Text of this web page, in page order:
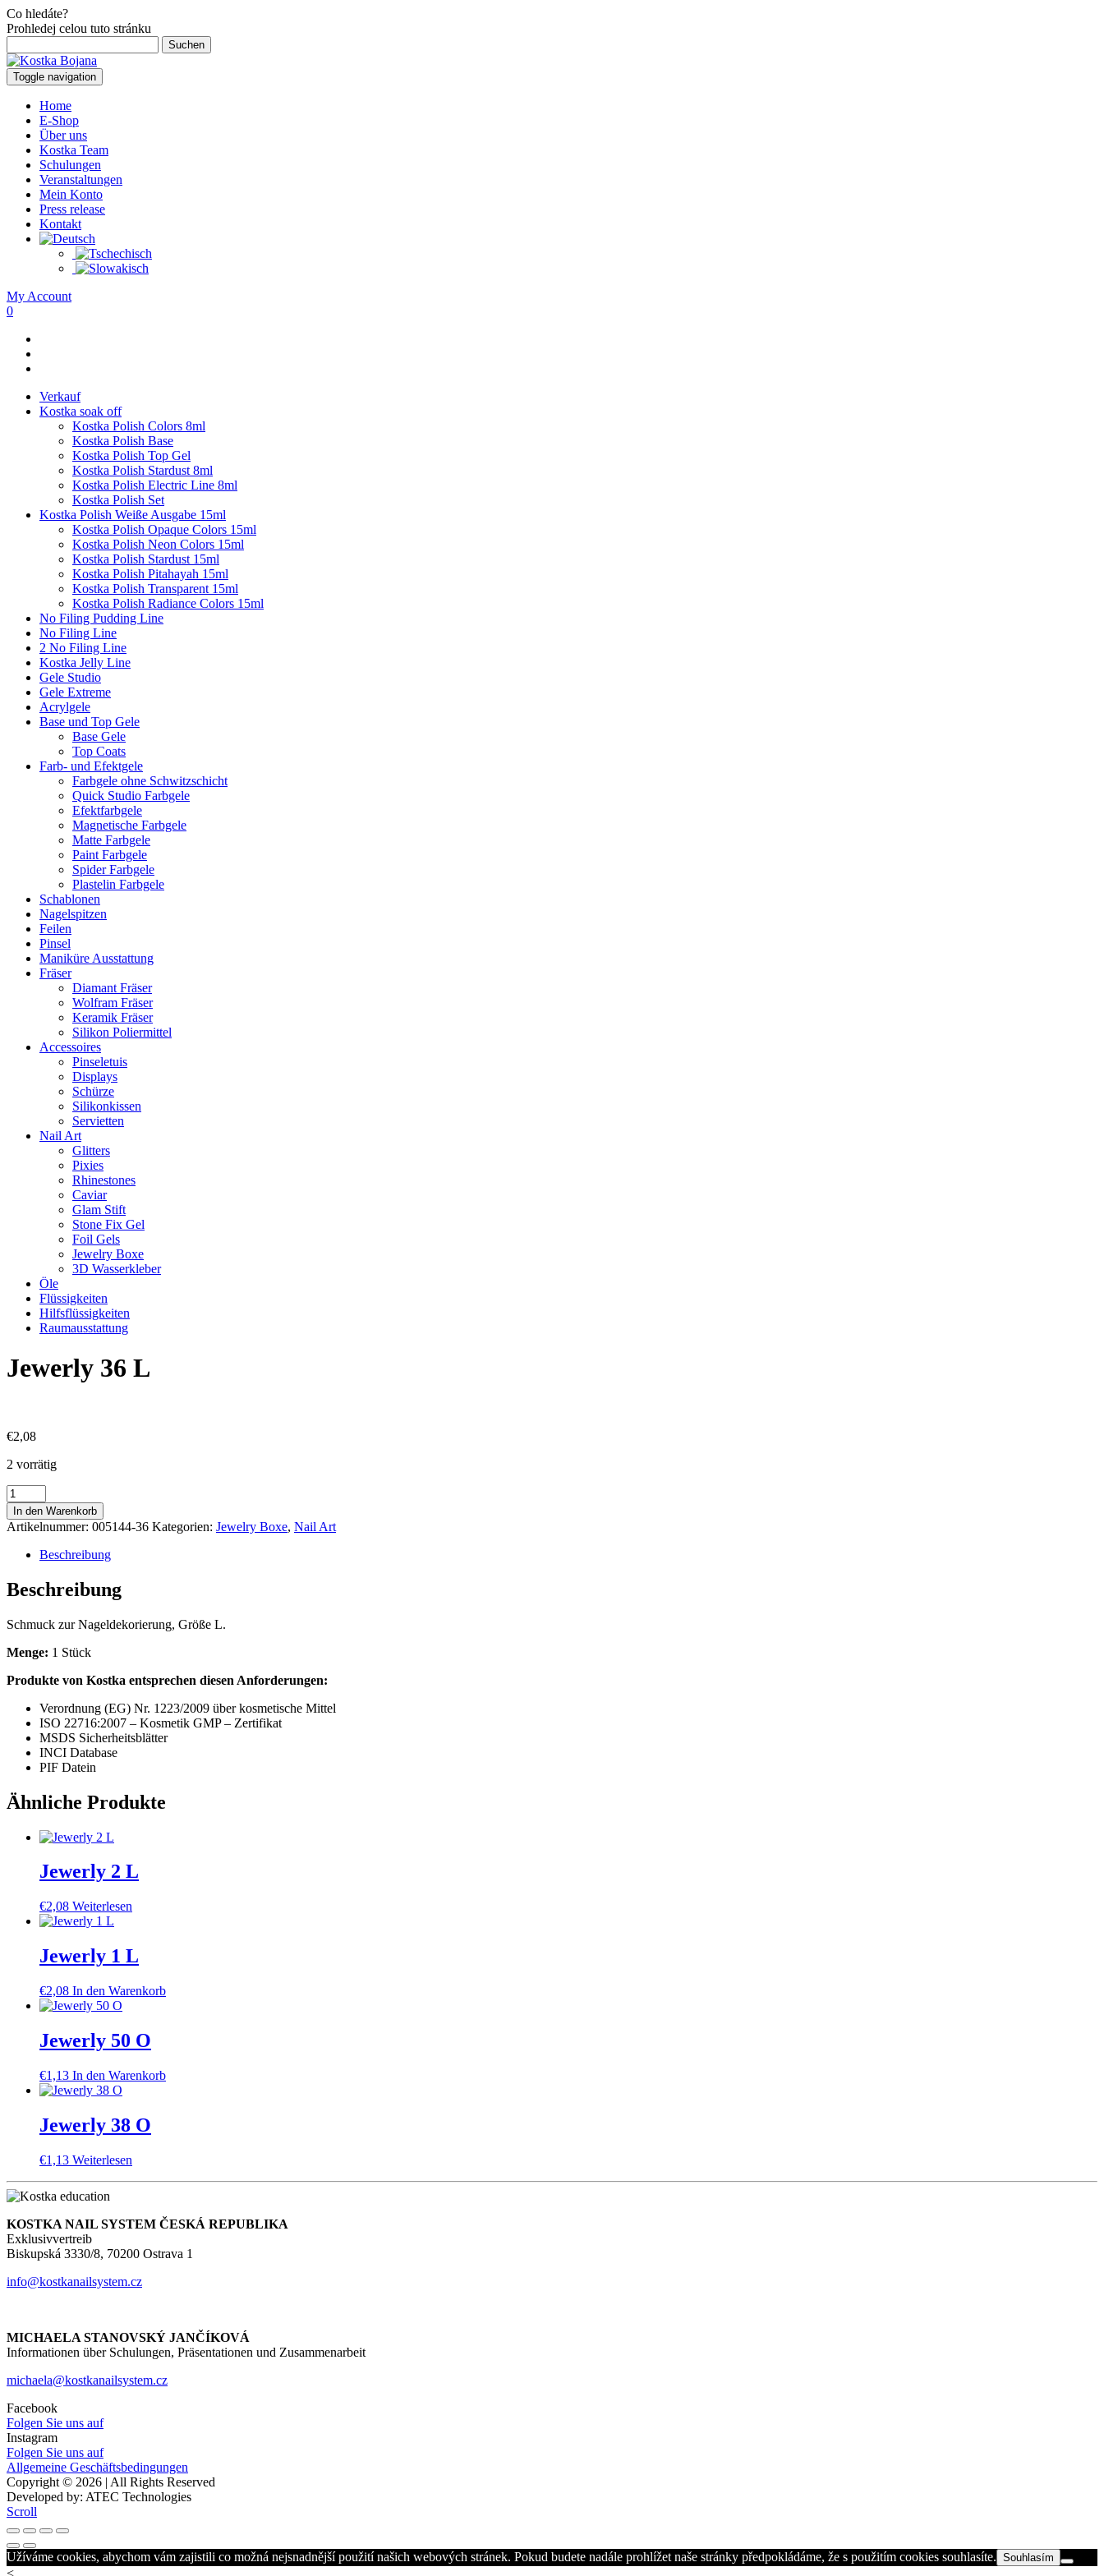
Co hledáte?
Prohledej celou tuto stránku
nach:
Toggle navigation
Home
E-Shop
Über uns
Kostka Team
Schulungen
Veranstaltungen
Mein Konto
Press release
Kontakt
My Account
0
Verkauf
Kostka soak off
Kostka Polish Colors 8ml
Kostka Polish Base
Kostka Polish Top Gel
Kostka Polish Stardust 8ml
Kostka Polish Electric Line 8ml
Kostka Polish Set
Kostka Polish Weiße Ausgabe 15ml
Kostka Polish Opaque Colors 15ml
Kostka Polish Neon Colors 15ml
Kostka Polish Stardust 15ml
Kostka Polish Pitahayah 15ml
Kostka Polish Transparent 15ml
Kostka Polish Radiance Colors 15ml
No Filing Pudding Line
No Filing Line
2 No Filing Line
Kostka Jelly Line
Gele Studio
Gele Extreme
Acrylgele
Base und Top Gele
Base Gele
Top Coats
Farb- und Efektgele
Farbgele ohne Schwitzschicht
Quick Studio Farbgele
Efektfarbgele
Magnetische Farbgele
Matte Farbgele
Paint Farbgele
Spider Farbgele
Plastelin Farbgele
Schablonen
Nagelspitzen
Feilen
Pinsel
Maniküre Ausstattung
Fräser
Diamant Fräser
Wolfram Fräser
Keramik Fräser
Silikon Poliermittel
Accessoires
Pinseletuis
Displays
Schürze
Silikonkissen
Servietten
Nail Art
Glitters
Pixies
Rhinestones
Caviar
Glam Stift
Stone Fix Gel
Foil Gels
Jewelry Boxe
3D Wasserkleber
Öle
Flüssigkeiten
Hilfsflüssigkeiten
Raumausstattung
Jewerly 36 L
€2,08
2 vorrätig
Jewerly
36
L
Menge
In den Warenkorb
Artikelnummer: 005144-36 Kategorien: Jewelry Boxe, Nail Art
Beschreibung
Beschreibung
Schmuck zur Nageldekorierung, Größe L.
Menge: 1 Stück
Produkte von Kostka entsprechen diesen Anforderungen:
Verordnung (EG) Nr. 1223/2009 über kosmetische Mittel
ISO 22716:2007 – Kosmetik GMP – Zertifikat
MSDS Sicherheitsblätter
INCI Database
PIF Datein
Ähnliche Produkte
Jewerly 2 L
€2,08 Weiterlesen
Jewerly 1 L
€2,08 In den Warenkorb
Jewerly 50 O
€1,13 In den Warenkorb
Jewerly 38 O
€1,13 Weiterlesen
KOSTKA NAIL SYSTEM ČESKÁ REPUBLIKA
Exklusivvertreib
Biskupská 3330/8, 70200 Ostrava 1
info@kostkanailsystem.cz
MICHAELA STANOVSKÝ JANČÍKOVÁ
Informationen über Schulungen, Präsentationen und Zusammenarbeit
michaela@kostkanailsystem.cz
Facebook
Folgen Sie uns auf
Instagram
Folgen Sie uns auf
Allgemeine Geschäftsbedingungen
Copyright © 2026 | All Rights Reserved
Developed by: ATEC Technologies
Scroll
Užíváme cookies, abychom vám zajistili co možná nejsnadnější použití našich webových stránek. Pokud budete nadále prohlížet naše stránky předpokládáme, že s použitím cookies souhlasíte. Souhlasím
<